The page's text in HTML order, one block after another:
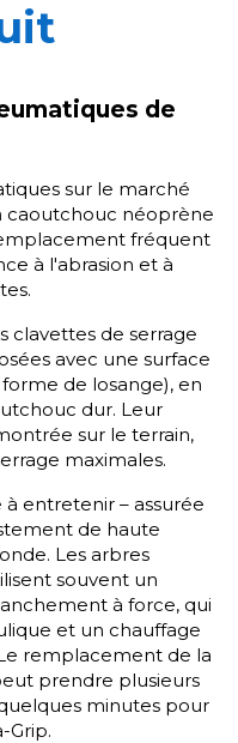
de
sur le marché
caoutchouc néoprène
fréquent
à l'abrasion et à
clavettes de serrage
avec une surface
de losange), en
dur. Leur
sur le terrain,
maximales.
entretenir – assurée
de haute
Les arbres
souvent un
à force, qui
et un chauffage
remplacement de la
prendre plusieurs
minutes pour
Grip.